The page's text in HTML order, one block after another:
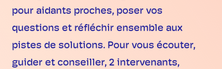
pour aidants proches, poser vos
questions et réfléchir ensemble aux
pistes de solutions. Pour vous écouter,
guider et conseiller, 2 intervenants,